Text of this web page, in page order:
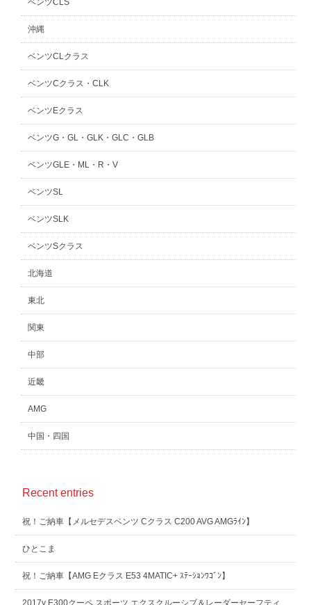
ベンツCLS
沖縄
ベンツCLクラス
ベンツCクラス・CLK
ベンツEクラス
ベンツG・GL・GLK・GLC・GLB
ベンツGLE・ML・R・V
ベンツSL
ベンツSLK
ベンツSクラス
北海道
東北
関東
中部
近畿
AMG
中国・四国
Recent entries
祝！ご納車【メルセデスベンツ Cクラス C200 AVG AMGﾗｲﾝ】
ひとこま
祝！ご納車【AMG Eクラス E53 4MATIC+ ｽﾃｰｼｮﾝﾜｺﾞﾝ】
2017y E300クーペ スポーツ エクスクルーシブ＆レーダーセーフティ